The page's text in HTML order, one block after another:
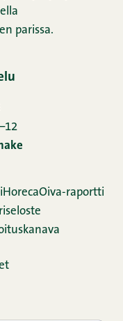
parissa.
HorecaOiva-raportti